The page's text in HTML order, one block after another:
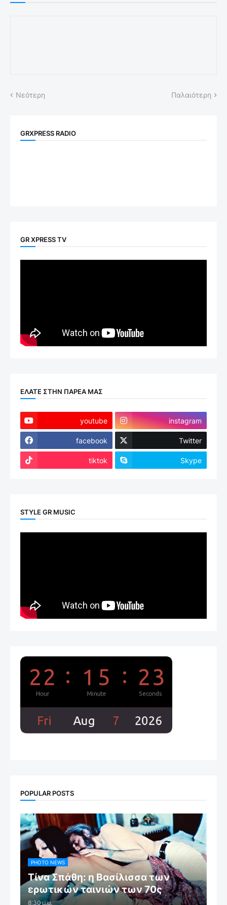
Νεότερη Παλαιότερη
GRXPRESS RADIO
GR XPRESS TV
ΕΛΑΤΕ ΣΤΗΝ ΠΑΡΕΑ ΜΑΣ
youtube instagram
facebook Twitter
tiktok Skype
STYLE GR MUSIC
POPULAR POSTS
PHOTO NEWS
Τίνα Σπάθη: η Βασίλισσα των
ερωτικών ταινιών των 70ς
8:30 μ.μ.